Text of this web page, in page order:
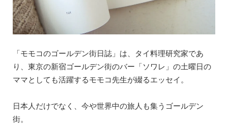
「モモコのゴールデン街日誌」は、タイ料理研究家であ
り、東京の新宿ゴールデン街のバー「ソワレ」の土曜日の
ママとしても活躍するモモコ先生が綴るエッセイ。
日本人だけでなく、今や世界中の旅人も集うゴールデン
街。